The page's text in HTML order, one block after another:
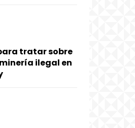
tratar sobre
ilegal en